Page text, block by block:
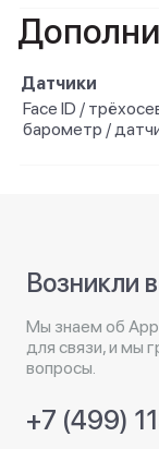
Датчики
Face ID /
барометр /
Возникли
Мы знаем об
для связи, и мы
вопросы.
+7 (499)